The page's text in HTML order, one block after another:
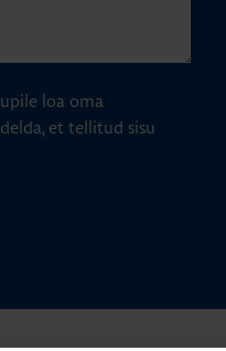
loa oma
et tellitud sisu